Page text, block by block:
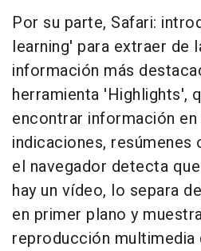
Por su parte, Safari:
learning' para extraer de
información más
herramienta 'Highlights',
encontrar información
indicaciones, resúmenes
el navegador detecta
hay un vídeo, lo separa
en primer plano y
reproducción multimedia